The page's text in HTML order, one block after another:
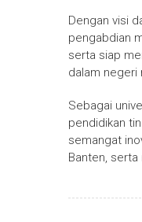
Dengan visi
pengabdian
serta siap
dalam negeri
Sebagai
pendidikan
semangat
Banten,